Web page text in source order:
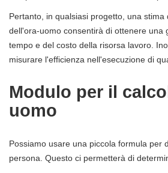
Pertanto, in qualsiasi progetto, una
dell'ora-uomo consentirà di ottenere una
tempo e del costo della risorsa lavoro.
misurare l'efficienza nell'esecuzione di
Modulo per il
uomo
Possiamo usare una piccola formula per
persona. Questo ci permetterà di